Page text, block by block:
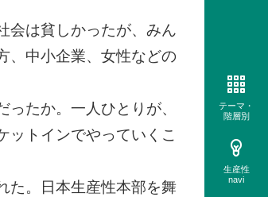
会は貧しかったが、みん
、中小企業、女性などの
たか。一人ひとりが、
ットインでやっていくこ
た。日本生産性本部を舞
テーマ・
階層別
生産性
navi